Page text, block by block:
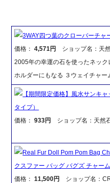
3WAY四つ葉のクローバーチャ
価格：4,571円
ショップ名：天
2005年の幸運の石を使ったネッ
ホルダーにもなる ３ウェイチャー
【期間限定価格】風水サンキ
タイプ）
価格：933円 ショップ名：天然
Real Fur Doll Pom Pom Bag
クスファー バッグ バグズ チャー
価格：11,500円 ショップ名：